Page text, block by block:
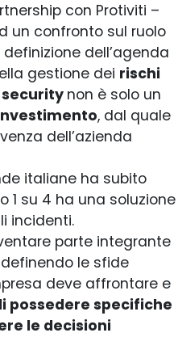
con Protiviti –
un confronto sul ruolo
dell’agenda
gestione dei rischi
non è solo un
, dal quale
dell’azienda
italiane ha subito
1 su 4 ha una soluzione
incidenti.
parte integrante
le sfide
deve affrontare e
possedere specifiche
le decisioni